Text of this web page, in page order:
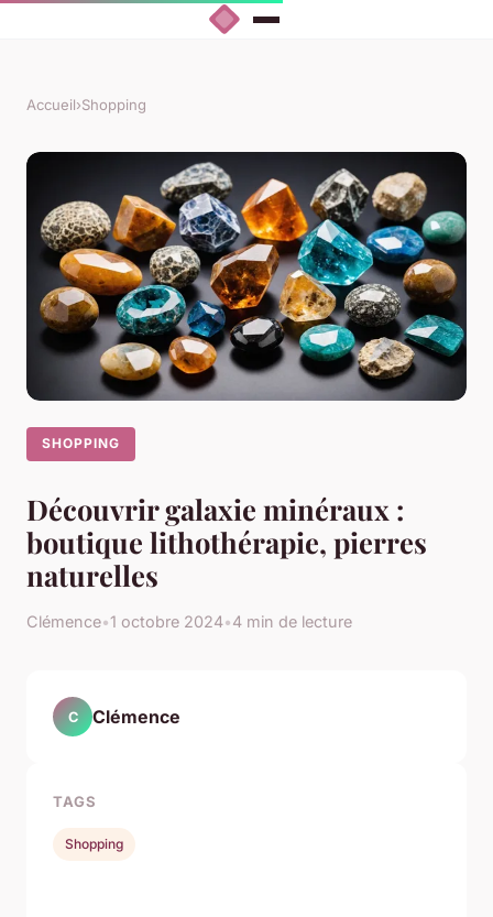
Accueil›Shopping
SHOPPING
Découvrir galaxie minéraux :
boutique lithothérapie, pierres
naturelles
Clémence•1 octobre 2024•4 min de lecture
C Clémence
TAGS
Shopping